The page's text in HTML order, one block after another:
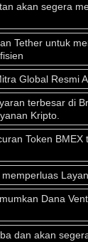
akan segera
Tether untuk
Global Resmi
terbesar di
Kripto.
Token BMEX
Dana
dan akan